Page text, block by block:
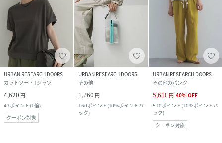
URBAN RESEARCH DOORS
カットソー・Tシャツ
4,620 円
42ポイント(1倍)
クーポン対象
URBAN RESEARCH DOORS
その他
1,760 円
160ポイント(10%ポイントバ
ック)
URBAN RESEARCH DOORS
その他のパンツ
5,610 円 40%OFF
510ポイント(10%ポイントバ
ック)
クーポン対象